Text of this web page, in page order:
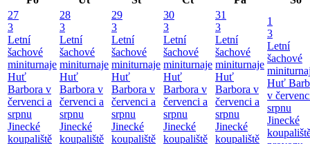
27
3
Letní
šachové
miniturnaje
Huť
Barbora v
červenci a
srpnu
Jinecké
koupaliště
28
3
Letní
šachové
miniturnaje
Huť
Barbora v
červenci a
srpnu
Jinecké
koupaliště
29
3
Letní
šachové
miniturnaje
Huť
Barbora v
červenci a
srpnu
Jinecké
koupaliště
30
3
Letní
šachové
miniturnaje
Huť
Barbora v
červenci a
srpnu
Jinecké
koupaliště
31
3
Letní
šachové
miniturnaje
Huť
Barbora v
červenci a
srpnu
Jinecké
koupaliště
1
3
Letní
šachové
Huť
v
srpnu
Jinecké